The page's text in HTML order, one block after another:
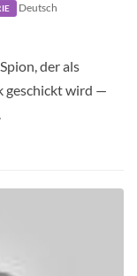
Deutsch
der als
geschickt wird —